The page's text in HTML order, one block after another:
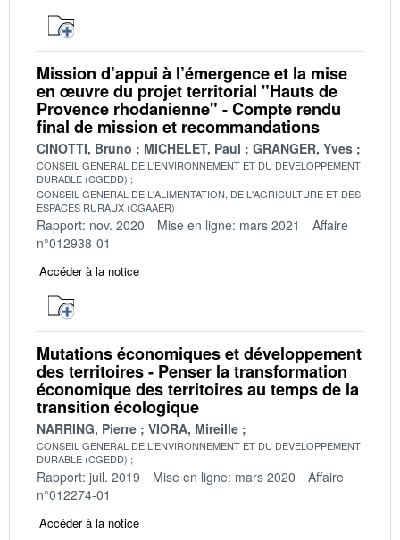
Mission d’appui à l’émergence et la mise
en œuvre du projet territorial "Hauts de
Provence rhodanienne" - Compte rendu
final de mission et recommandations
CINOTTI, Bruno MICHELET, Paul GRANGER, Yves
CONSEIL GENERAL DE L'ENVIRONNEMENT ET DU DEVELOPPEMENT
DURABLE (CGEDD)
CONSEIL GENERAL DE L'ALIMENTATION, DE L'AGRICULTURE ET DES
ESPACES RURAUX (CGAAER)
Rapport: nov. 2020 Mise en ligne: mars 2021
Affaire
n°012938-01
Accéder à la notice
Mutations économiques et développement
des territoires - Penser la transformation
économique des territoires au temps de la
transition écologique
NARRING, Pierre VIORA, Mireille
CONSEIL GENERAL DE L'ENVIRONNEMENT ET DU DEVELOPPEMENT
DURABLE (CGEDD)
Rapport: juil. 2019 Mise en ligne: mars 2020
Affaire
n°012274-01
Accéder à la notice